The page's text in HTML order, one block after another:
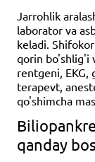
Jarrohlik
laborator va
keladi.
qorin bo'shlig'i
rentgeni, EKG,
terapevt,
qo'shimcha
qanday